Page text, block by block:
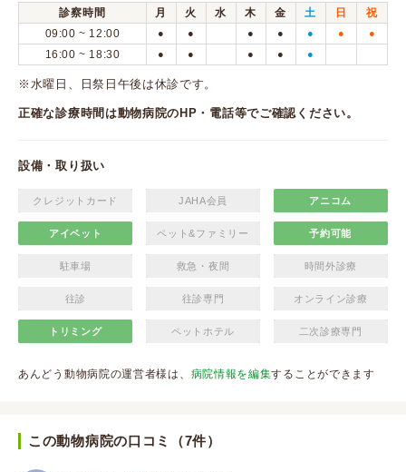
診察時間 月 火 水 木 金 土 日
祝
09:00 ~ 12:00
● ● ● ● ● ● ●
16:00 ~ 18:30 ● ● ● ● ●
※水曜日、日祭日午後は休診です。
正確な診療時間は動物病院のHP・電話等でご確認ください。
設備・取り扱い
クレジットカード JAHA会員 アニコム
アイペット ペット&ファミリー 予約可能
駐車場 救急・夜間 時間外診療
往診 往診専門 オンライン診療
トリミング ペットホテル 二次診療専門
あんどう動物病院の運営者様は、 病院情報を編集することができます
この動物病院の口コミ（7件）